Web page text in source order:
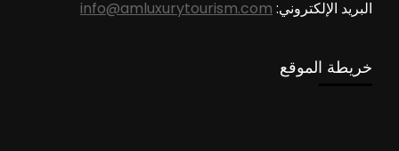
البريد الإلكتروني: info@amluxurytourism.com
خريطة الموقع